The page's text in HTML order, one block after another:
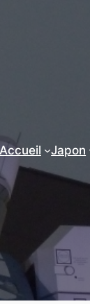
Accueil Japon